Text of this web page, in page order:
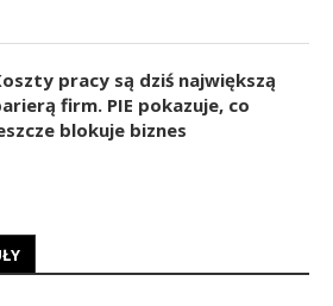
pracy są dziś największą
firm. PIE pokazuje, co
blokuje biznes